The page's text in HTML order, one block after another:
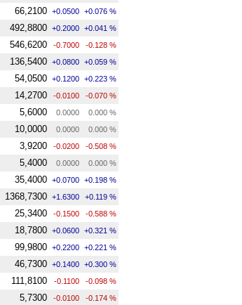
66,2100 +0.0500 +0.076 %
492,8800 +0.2000 +0.041 %
546,6200 -0.7000 -0.128 %
136,5400 +0.0800 +0.059 %
54,0500 +0.1200 +0.223 %
14,2700 -0.0100 -0.070 %
5,6000 0.0000 0.000 %
10,0000 0.0000 0.000 %
3,9200 -0.0200 -0.508 %
5,4000 0.0000 0.000 %
35,4000 +0.0700 +0.198 %
1368,7300 +1.6300 +0.119 %
25,3400 -0.1500 -0.588 %
18,7800 +0.0600 +0.321 %
99,9800 +0.2200 +0.221 %
46,7300 +0.1400 +0.300 %
111,8100 -0.1100 -0.098 %
5,7300 -0.0100 -0.174 %